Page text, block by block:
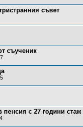
съвет
съученик
с 27 години стаж